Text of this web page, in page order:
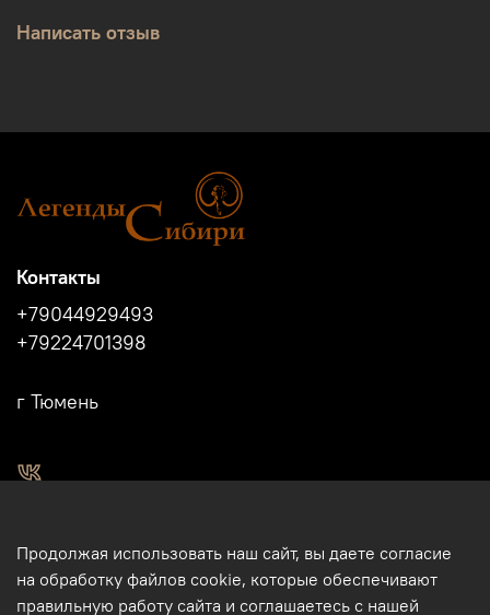
Написать отзыв
Контакты
+79044929493
+79224701398
г Тюмень
Магазин подарков и сувениров в Тюмени. Тюменские
сувениры. Подарки и сувениры из кости, бивня мамонта в
Продолжая использовать наш сайт, вы даете согласие
на обработку файлов cookie, которые обеспечивают
правильную работу сайта и соглашаетесь с нашей